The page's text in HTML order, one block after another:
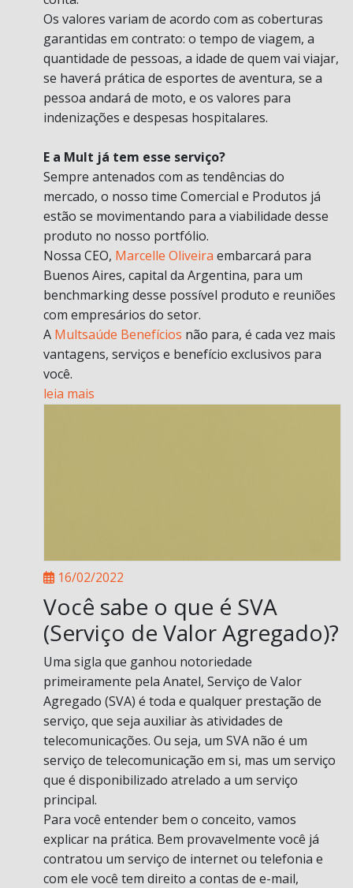
Os valores variam de acordo com as coberturas
garantidas em contrato: o tempo de viagem, a
quantidade de pessoas, a idade de quem vai viajar,
se haverá prática de esportes de aventura, se a
pessoa andará de moto, e os valores para
indenizações e despesas hospitalares.
E a Mult já tem esse serviço?
Sempre antenados com as tendências do
mercado, o nosso time Comercial e Produtos já
estão se movimentando para a viabilidade desse
produto no nosso portfólio.
Nossa CEO, Marcelle Oliveira embarcará para
Buenos Aires, capital da Argentina, para um
benchmarking desse possível produto e reuniões
com empresários do setor.
A Multsaúde Benefícios não para, é cada vez mais
vantagens, serviços e benefício exclusivos para
você.
leia mais
16/02/2022
Você sabe o que é SVA
(Serviço de Valor Agregado)?
Uma sigla que ganhou notoriedade
primeiramente pela Anatel, Serviço de Valor
Agregado (SVA) é toda e qualquer prestação de
serviço, que seja auxiliar às atividades de
telecomunicações. Ou seja, um SVA não é um
serviço de telecomunicação em si, mas um serviço
que é disponibilizado atrelado a um serviço
principal.
Para você entender bem o conceito, vamos
explicar na prática. Bem provavelmente você já
contratou um serviço de internet ou telefonia e
com ele você tem direito a contas de e-mail,